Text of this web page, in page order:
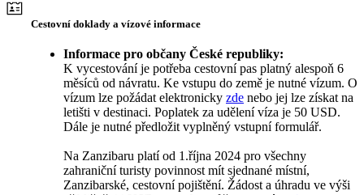
Cestovní doklady a vízové informace
Informace pro občany České republiky:
K vycestování je potřeba cestovní pas platný alespoň 6
měsíců od návratu. Ke vstupu do země je nutné vízum. O
vízum lze požádat elektronicky zde nebo jej lze získat na
letišti v destinaci. Poplatek za udělení víza je 50 USD.
Dále je nutné předložit vyplněný vstupní formulář.
Na Zanzibaru platí od 1.října 2024 pro všechny
zahraniční turisty povinnost mít sjednané místní,
Zanzibarské, cestovní pojištění. Žádost a úhradu ve výši